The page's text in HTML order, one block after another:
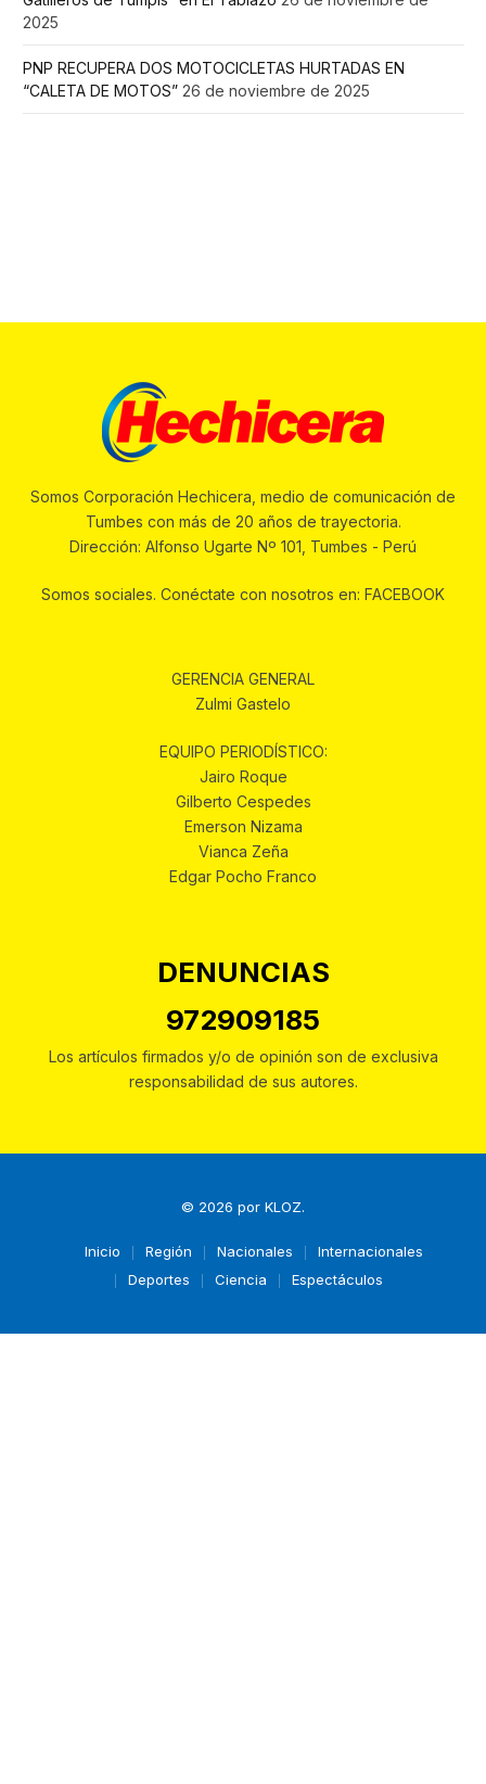
2025
PNP RECUPERA DOS MOTOCICLETAS HURTADAS EN
“CALETA DE MOTOS” 26 de noviembre de 2025
Somos Corporación Hechicera, medio de comunicación de
Tumbes con más de 20 años de trayectoria.
Dirección: Alfonso Ugarte Nº 101, Tumbes - Perú
Somos sociales. Conéctate con nosotros en: FACEBOOK
GERENCIA GENERAL
Zulmi Gastelo
EQUIPO PERIODÍSTICO:
Jairo Roque
Gilberto Cespedes
Emerson Nizama
Vianca Zeña
Edgar Pocho Franco
DENUNCIAS
972909185
Los artículos firmados y/o de opinión son de exclusiva
responsabilidad de sus autores.
© 2026 por KLOZ.
Inicio Región Nacionales
Internacionales
Deportes
Ciencia Espectáculos